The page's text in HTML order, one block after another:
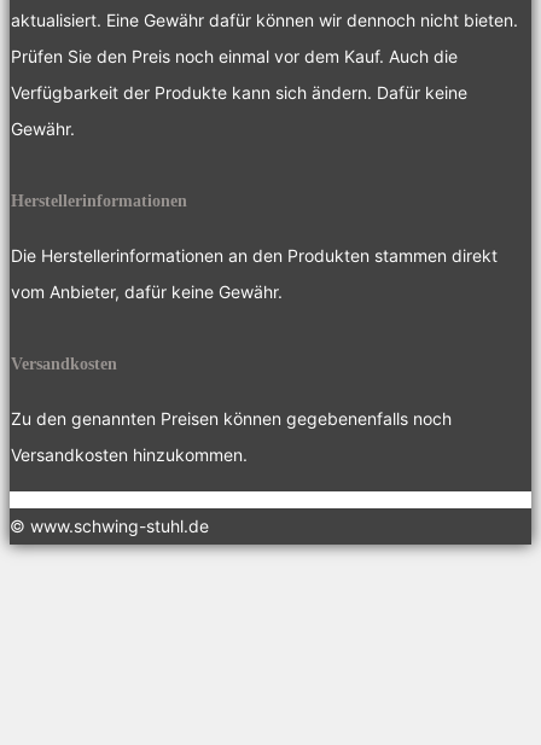
aktualisiert. Eine Gewähr dafür können wir dennoch nicht bieten.
Prüfen Sie den Preis noch einmal vor dem Kauf. Auch die
Verfügbarkeit der Produkte kann sich ändern. Dafür keine
Gewähr.
Herstellerinformationen
Die Herstellerinformationen an den Produkten stammen direkt
vom Anbieter, dafür keine Gewähr.
Versandkosten
Zu den genannten Preisen können gegebenenfalls noch
Versandkosten hinzukommen.
© www.schwing-stuhl.de